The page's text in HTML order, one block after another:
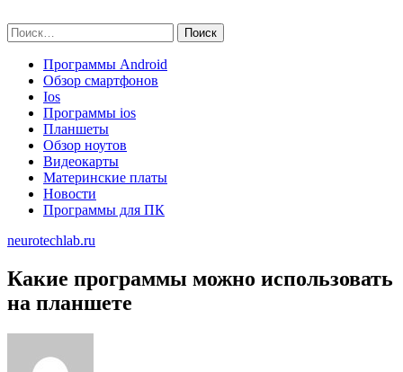
to
content
Найти:
Программы Android
Обзор смартфонов
Ios
Программы ios
Планшеты
Обзор ноутов
Видеокарты
Материнские платы
Новости
Программы для ПК
neurotechlab.ru
Какие программы можно использовать
на планшете